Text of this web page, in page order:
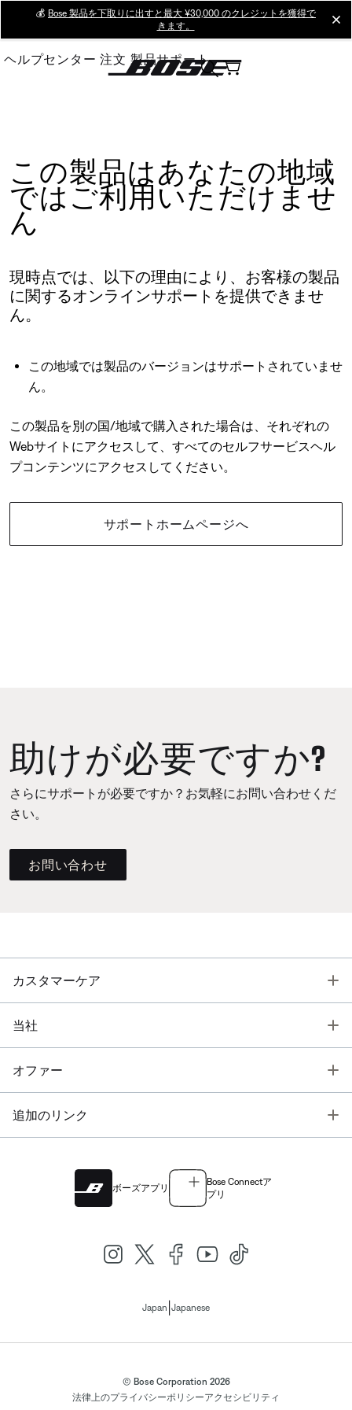
Main
💰 Bose 製品を下取りに出すと最大 ¥30,000 のクレジットを獲得で
きます。
ヘルプセンター 注文 製品サポート
この製品はあなたの地域
ではご利用いただけませ
ん
現時点では、以下の理由により、お客様の製品
に関するオンラインサポートを提供できませ
ん。
この地域では製品のバージョンはサポートされていませ
ん。
この製品を別の国/地域で購入された場合は、それぞれの
Webサイトにアクセスして、すべてのセルフサービスヘル
プコンテンツにアクセスしてください。
サポートホームページへ
助けが必要ですか?
さらにサポートが必要ですか？お気軽にお問い合わせくだ
さい。
お問い合わせ
カスタマーケア
当社
オファー
追加のリンク
ボーズアプリ
Bose Connectア
プリ
Japan Japanese
© Bose Corporation 2026
法律上のプライバシーポリシーアクセシビリティ